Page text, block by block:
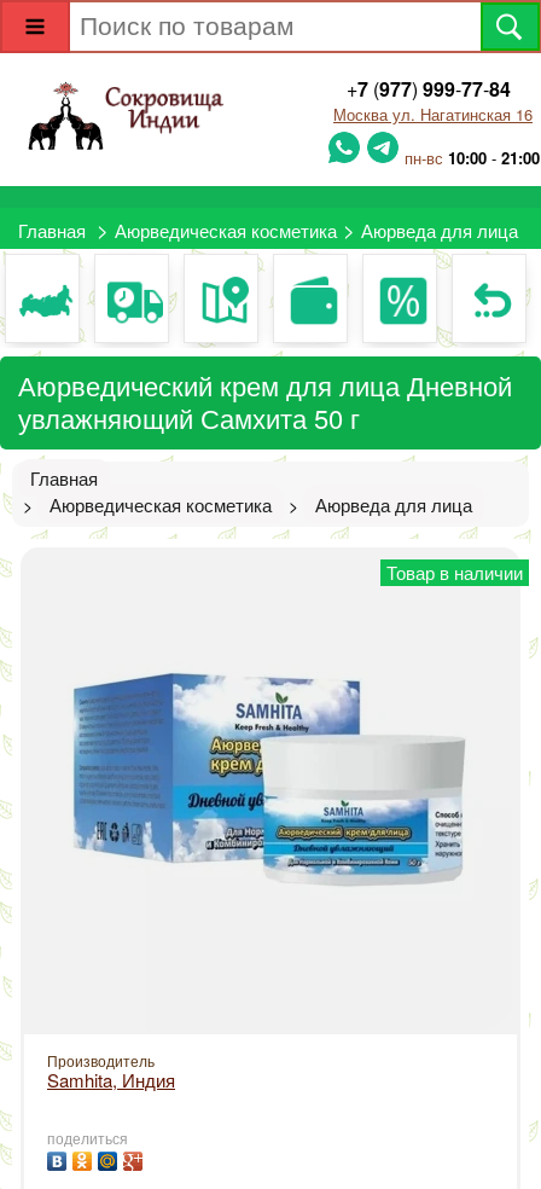
+7(977) 999-77-84
Москва ул. Нагатинская 16
пн-вс 10:00 -21:00
Главная > Аюрведическая косметика> Аюрведа для лица
Аюрведический крем для лица Дневной
увлажняющий Самхита 50 г
Главная
> Аюрведическая косметика > Аюрведа для лица
Товар в наличии
Производитель
Samhita, Индия
поделиться